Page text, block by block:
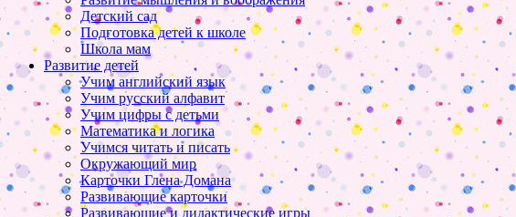
Детский сад
Подготовка детей к школе
Школа мам
Развитие детей
Учим английский язык
Учим русский алфавит
Учим цифры с детьми
Математика и логика
Учимся читать и писать
Окружающий мир
Карточки Глена Домана
Развивающие карточки
Развивающие и дидактические игры